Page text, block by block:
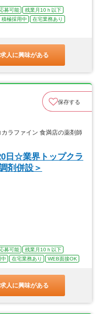
募可能
残業月10ｈ以下
積極採用中
在宅業務あり
人に興味がある
保存する
ラファイン 食満店の薬剤師
日☆業界トップクラ
剤併設＞
募可能
残業月10ｈ以下
在宅業務あり WEB面接OK
人に興味がある